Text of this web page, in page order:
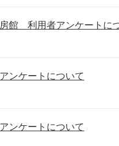
館 利用者アンケートに
ンケートについて
ンケートについて